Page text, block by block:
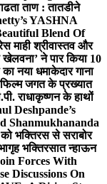
ताण : तातडीने
YASHNA
Blend Of
माही श्रीवास्तव और
खेलवना’ ने पार किया 10
का नया धमाकेदार गाना
फिल्म जगत के प्रख्यात
राधाकृष्णन के हाथों
Deshpande’s
Shanmukhananda
भक्तिरस से सराबोर
भक्तिरसात न्हाऊन
Forces With
Discussions On